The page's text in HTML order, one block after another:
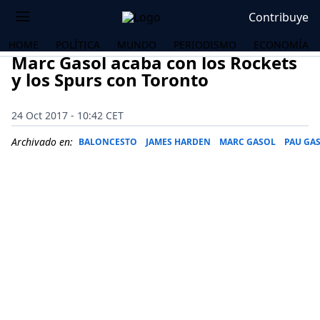
Contribuye
HOME POLÍTICA MUNDO PERIODISMO ECONOMÍA
Marc Gasol acaba con los Rockets
y los Spurs con Toronto
24 Oct 2017 - 10:42 CET
Archivado en: BALONCESTO JAMES HARDEN MARC GASOL PAU